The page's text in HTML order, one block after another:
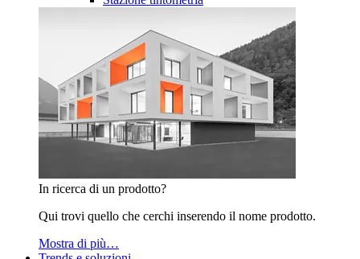
In ricerca di un prodotto?
Qui trovi quello che cerchi inserendo il nome prodotto.
Mostra di più…